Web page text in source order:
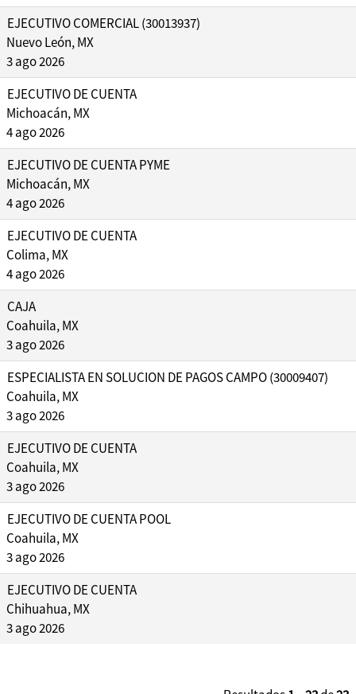
EJECUTIVO COMERCIAL (30013937)
Nuevo León, MX
3 ago 2026
EJECUTIVO DE CUENTA
Michoacán, MX
4 ago 2026
EJECUTIVO DE CUENTA PYME
Michoacán, MX
4 ago 2026
EJECUTIVO DE CUENTA
Colima, MX
4 ago 2026
CAJA
Coahuila, MX
3 ago 2026
ESPECIALISTA EN SOLUCION DE PAGOS CAMPO (30009407)
Coahuila, MX
3 ago 2026
EJECUTIVO DE CUENTA
Coahuila, MX
3 ago 2026
EJECUTIVO DE CUENTA POOL
Coahuila, MX
3 ago 2026
EJECUTIVO DE CUENTA
Chihuahua, MX
3 ago 2026